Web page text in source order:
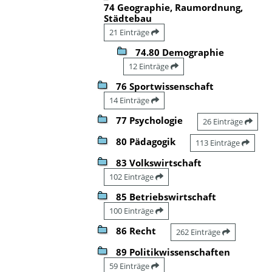
74 Geographie, Raumordnung,
Städtebau
21 Einträge
74.80 Demographie
12 Einträge
76 Sportwissenschaft
14 Einträge
77 Psychologie 26 Einträge
80 Pädagogik 113 Einträge
83 Volkswirtschaft
102 Einträge
85 Betriebswirtschaft
100 Einträge
86 Recht 262 Einträge
89 Politikwissenschaften
59 Einträge